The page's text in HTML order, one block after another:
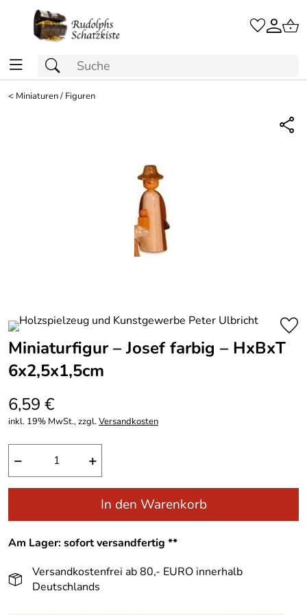
< Miniaturen / Figuren
Miniaturfigur – Josef farbig – HxBxT
6x2,5x1,5cm
6,59 €
inkl. 19% MwSt., zzgl.Versandkosten
− +
In den Warenkorb
Am Lager: sofort versandfertig **
Versandkostenfrei ab 80,- EURO innerhalb
Deutschlands